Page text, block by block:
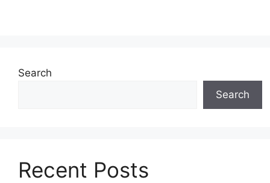
Search
Search
Recent Posts